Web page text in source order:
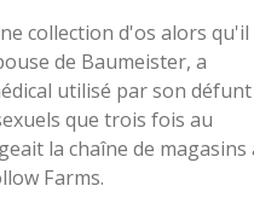
collection d'os alors qu'il
de Baumeister, a
utilisé par son défunt
que trois fois au
la chaîne de magasins
Farms.